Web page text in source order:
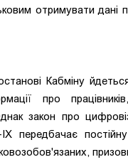
отримувати дані
Кабміну
про
закон про
передбачає